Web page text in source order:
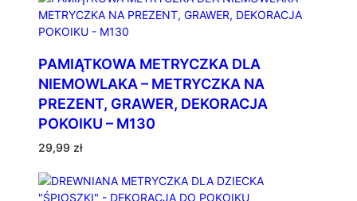
PAMIĄTKOWA METRYCZKA DLA
NIEMOWLAKA – METRYCZKA NA
PREZENT, GRAWER, DEKORACJA
POKOIKU – M130
29,99 zł